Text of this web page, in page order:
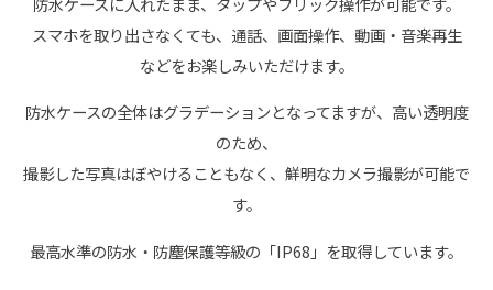
スマホを取り出さなくても、通話、画面操作、動画・音楽再生
などをお楽しみいただけます。
防水ケースの全体はグラデーションとなってますが、高い透明度
のため、
撮影した写真はぼやけることもなく、鮮明なカメラ撮影が可能で
す。
最高水準の防水・防塵保護等級の「IP68」を取得しています。